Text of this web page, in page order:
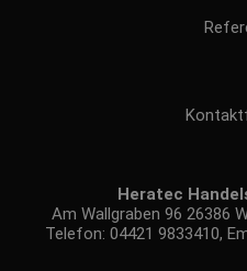
Heratec
Am Wallgraben 96 26386
Telefon: 04421 9833410,